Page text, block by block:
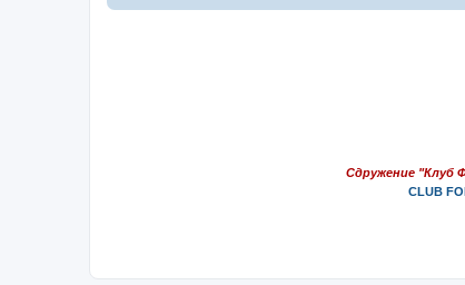
Сдружение "Клуб
CLUB